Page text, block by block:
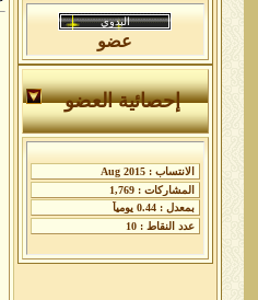
عضو
إحصائية العضو